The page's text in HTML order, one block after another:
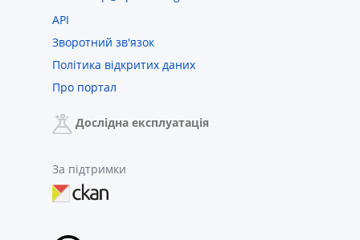
API
Зворотний зв'язок
Політика відкритих даних
Про портал
Дослідна експлуатація
За підтримки